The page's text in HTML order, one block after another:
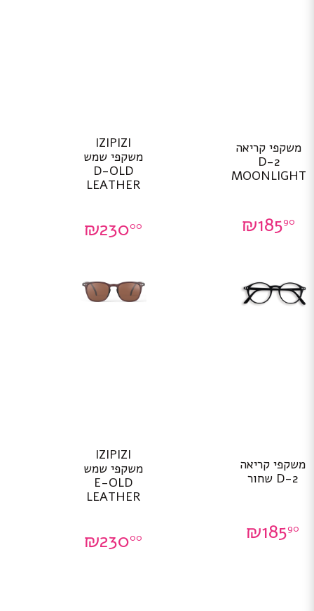
משקפי קריאה
D-2
MOONLIGHT
₪18590
IZIPIZI
משקפי שמש
D-OLD
LEATHER
₪23000
משקפי קריאה
D-2 שחור
₪18590
IZIPIZI
משקפי שמש
E-OLD
LEATHER
₪23000